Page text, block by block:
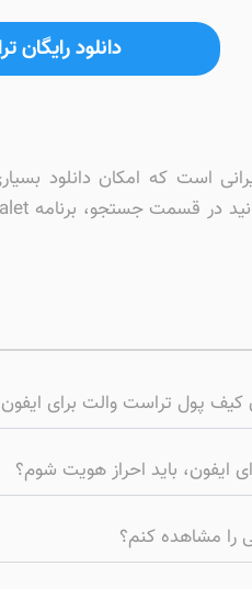
دانلود رایگان
است که امکان دانلود
ایفون، باید احراز هویت شوم؟
را مشاهده کنم؟